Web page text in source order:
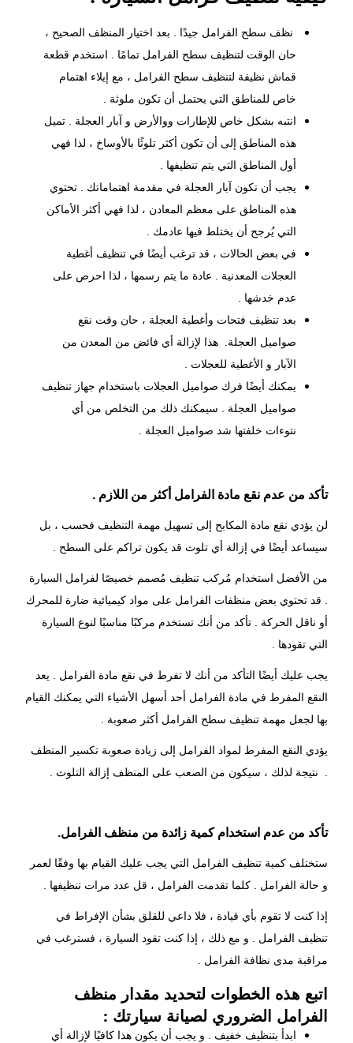
نظف سطح الفرامل جيدًا . بعد اختيار المنظف الصحيح ،
حان الوقت لتنظيف سطح الفرامل تمامًا . استخدم قطعة
قماش نظيفة لتنظيف سطح الفرامل ، مع إيلاء اهتمام
خاص للمناطق التي يحتمل أن تكون ملوثة .
انتبه بشكل خاص للإطارات ووالأرض و آبار العجلة . تميل
هذه المناطق إلى أن تكون أكثر تلوثًا بالأوساخ ، لذا فهي
أول المناطق التي يتم تنظيفها .
يجب أن تكون آبار العجلة في مقدمة اهتماماتك . تحتوي
هذه المناطق على معظم المعادن ، لذا فهي أكثر الأماكن
التي يُرجح أن يختلط فيها عادمك .
في بعض الحالات ، قد ترغب أيضًا في تنظيف أغطية
العجلات المعدنية . عادة ما يتم رسمها ، لذا احرص على
عدم خدشها .
بعد تنظيف فتحات وأغطية العجلة ، حان وقت نقع
صواميل العجلة. هذا لإزالة أي فائض من المعدن من
الآبار و الأغطية للعجلات .
يمكنك أيضًا فرك صواميل العجلات باستخدام جهاز تنظيف
صواميل العجلة . سيمكنك ذلك من التخلص من أي
نتوءات خلفتها شد صواميل العجلة .
تأكد من عدم نقع مادة الفرامل أكثر من اللازم .
لن يؤدي نقع مادة المكابح إلى تسهيل مهمة التنظيف فحسب ، بل
سيساعد أيضًا في إزالة أي تلوث قد يكون تراكم على السطح .
من الأفضل استخدام مُركب تنظيف مُصمم خصيصًا لفرامل السيارة
. قد تحتوي بعض منظفات الفرامل على مواد كيميائية ضارة للمحرك
أو ناقل الحركة . تأكد من أنك تستخدم مركبًا مناسبًا لنوع السيارة
التي تقودها .
يجب عليك أيضًا التأكد من أنك لا تفرط في نقع مادة الفرامل . يعد
النقع المفرط في مادة الفرامل أحد أسهل الأشياء التي يمكنك القيام
بها لجعل مهمة تنظيف سطح الفرامل أكثر صعوبة .
يؤدي النقع المفرط لمواد الفرامل إلى زيادة صعوبة تكسير المنظف
. نتيجة لذلك ، سيكون من الصعب على المنظف إزالة التلوث .
تأكد من عدم استخدام كمية زائدة من منظف الفرامل.
ستختلف كمية تنظيف الفرامل التي يجب عليك القيام بها وفقًا لعمر
و حالة الفرامل . كلما تقدمت الفرامل ، قل عدد مرات تنظيفها .
إذا كنت لا تقوم بأي قيادة ، فلا داعي للقلق بشأن الإفراط في
تنظيف الفرامل . و مع ذلك ، إذا كنت تقود السيارة ، فسترغب في
مراقبة مدى نظافة الفرامل .
اتبع هذه الخطوات لتحديد مقدار منظف
الفرامل الضروري لصيانة سيارتك :
ابدأ بتنظيف خفيف . و يجب أن يكون هذا كافيًا لإزالة أي